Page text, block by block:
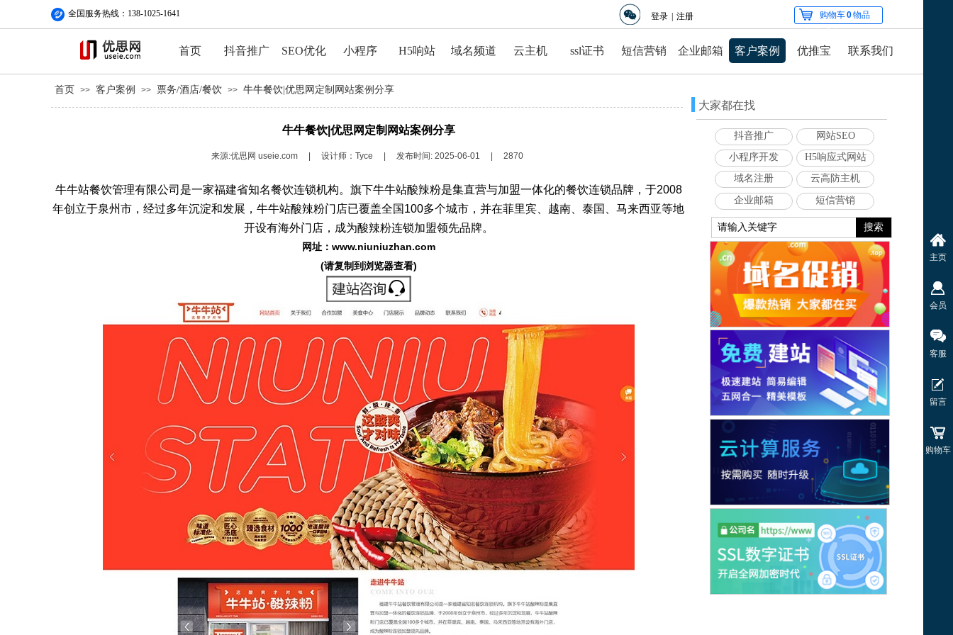
全国服务热线：138-1025-1641 登录 注册 购物车0物品
网站建设的
首页 抖音推广 SEO优化 小程序 H5响站 域名频道 云主机 ssl证书 短信营销 企业邮箱 客户案例 优推宝 联系我们
首页 >> 客户案例 >> 票务/酒店/餐饮 >> 牛牛餐饮|优思网定制网站案例分享
大家都在找
牛牛餐饮|优思网定制网站案例分享
来源:优思网 useie.com 设计师： Tyce 发布时间: 2025-06-01 2870
牛牛站餐饮管理有限公司是一家福建省知名餐饮连锁机构。旗下牛牛站酸辣粉是集直营与加盟一体化的餐饮连锁品牌，于2008
年创立于泉州市，经过多年沉淀和发展，牛牛站酸辣粉门店已覆盖全国100多个城市，并在菲里宾、越南、泰国、马来西亚等地
开设有海外门店，成为酸辣粉连锁加盟领先品牌。
网址： www.niuniuzhan.com
(请复制到浏览器查看)
网站SEO
抖音推广
H5响应式网站
小程序开发
域名注册
云高防主机
短信营销
企业邮箱
搜索
主页
会员
客服
留言
购物车